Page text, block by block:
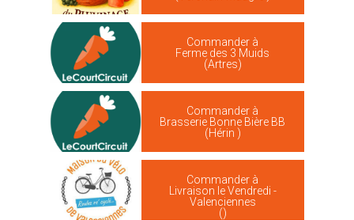
Commander à
Ferme des 3 Muids
(Artres)
Commander à
Brasserie Bonne Bière BB
(Hérin )
Commander à
Livraison le Vendredi -
Valenciennes
()